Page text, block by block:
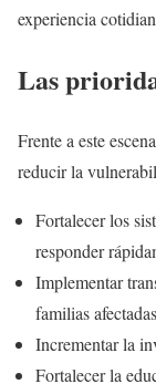
experiencia
Las
Frente a este
reducir la
Fortalecer los
responder
Implementar
familias
Incrementar la
Fortalecer la